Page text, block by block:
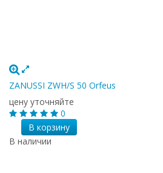
ZANUSSI ZWH/S 50 Orfeus
цену уточняйте
0
В корзину
В наличии